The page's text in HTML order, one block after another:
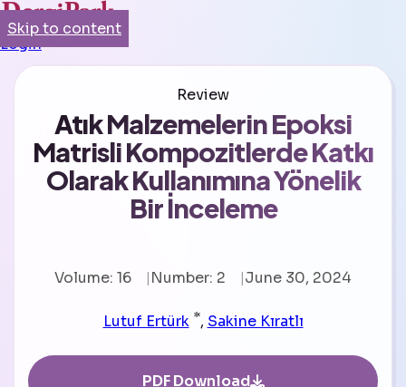
Login
Review
Atık Malzemelerin Epoksi
Matrisli Kompozitlerde Katkı
Olarak Kullanımına Yönelik
Bir İnceleme
Volume: 16 Number: 2 June 30, 2024
Lutuf Ertürk *, Sakine Kıratlı
PDF Download
Skip to content